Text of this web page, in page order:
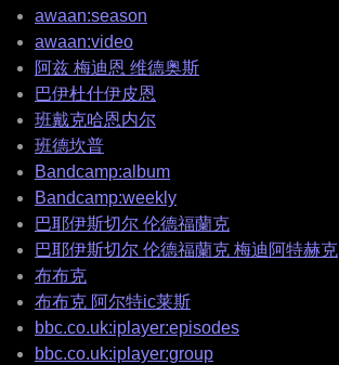
awaan:season
awaan:video
阿兹 梅迪恩 维德奥斯
巴伊杜什伊皮恩
班戴克哈恩内尔
班德坎普
Bandcamp:album
Bandcamp:weekly
巴耶伊斯切尔 伦德福蘭克
巴耶伊斯切尔 伦德福蘭克 梅迪阿特赫克
布布克
布布克 阿尔特ic莱斯
bbc.co.uk:iplayer:episodes
bbc.co.uk:iplayer:group